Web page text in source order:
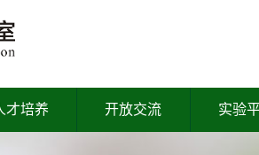
才培养 开放交流 实验